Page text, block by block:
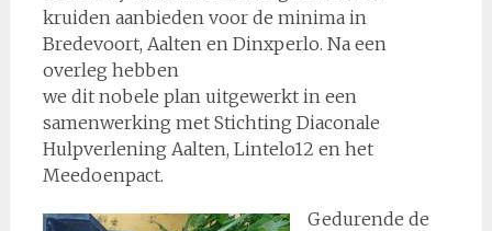
kruiden aanbieden voor de minima in
Bredevoort, Aalten en Dinxperlo. Na een
overleg hebben
we dit nobele plan uitgewerkt in een
samenwerking met Stichting Diaconale
Hulpverlening Aalten, Lintelo12 en het
Meedoenpact.
Gedurende de